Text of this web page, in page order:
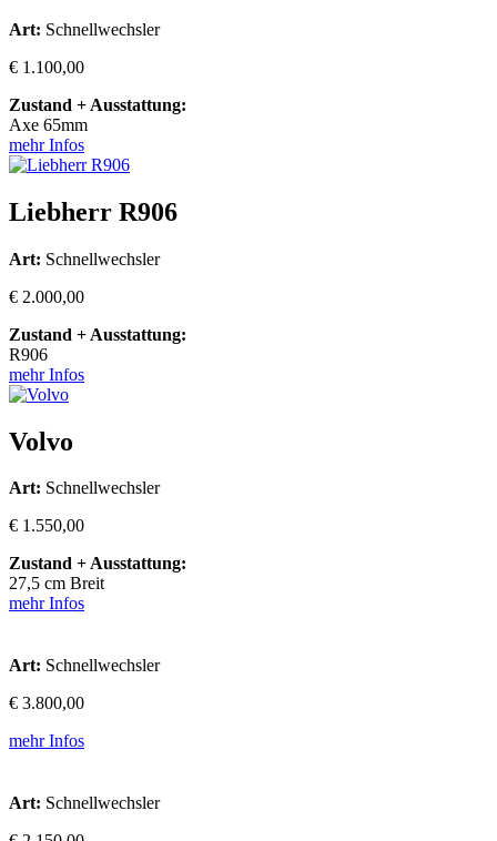
Art: Schnellwechsler
€ 1.100,00
Zustand + Ausstattung:
Axe 65mm
mehr Infos
Liebherr R906
Art: Schnellwechsler
€ 2.000,00
Zustand + Ausstattung:
R906
mehr Infos
Volvo
Art: Schnellwechsler
€ 1.550,00
Zustand + Ausstattung:
27,5 cm Breit
mehr Infos
Art: Schnellwechsler
€ 3.800,00
mehr Infos
Art: Schnellwechsler